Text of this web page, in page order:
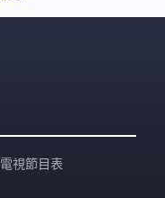
電視節目表